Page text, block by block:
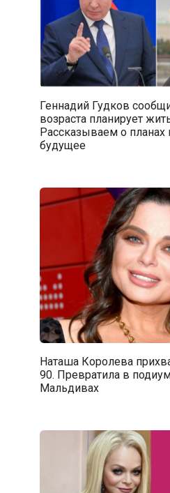
Геннадий Гудков
возраста планирует
Рассказываем о
будущее
Наташа Королева
90. Превратила в
Мальдивах